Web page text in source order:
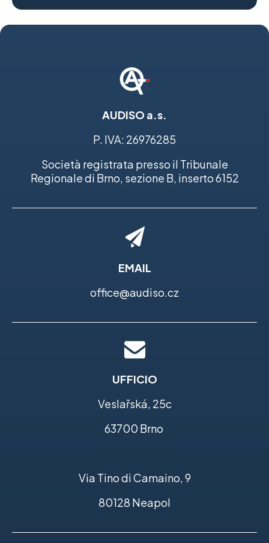
AUDISO a.s.
P. IVA: 26976285
Società registrata presso il Tribunale
Regionale di Brno, sezione B, inserto 6152
EMAIL
office@audiso.cz
UFFICIO
Veslařská, 25c
63700 Brno
Via Tino di Camaino, 9
80128 Neapol